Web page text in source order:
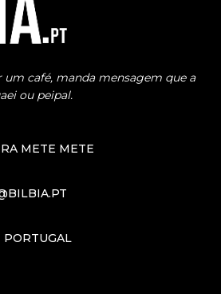
um café, manda mensagem que a
ou peipal.
METE METE
PORTUGAL